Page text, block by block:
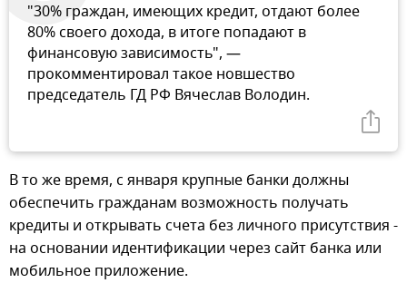
"30% граждан, имеющих кредит, отдают более
80% своего дохода, в итоге попадают в
финансовую зависимость", —
прокомментировал такое новшество
председатель ГД РФ Вячеслав Володин.
В то же время, с января крупные банки должны
обеспечить гражданам возможность получать
кредиты и открывать счета без личного присутствия -
на основании идентификации через сайт банка или
мобильное приложение.